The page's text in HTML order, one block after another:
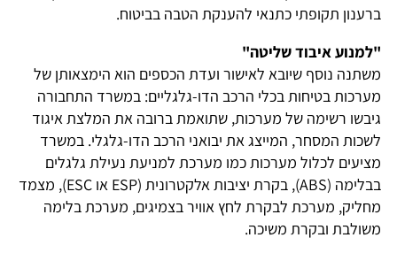
ברענון תקופתי כתנאי להענקת הטבה בביטוח.
"למנוע איבוד שליטה"
משתנה נוסף שיובא לאישור ועדת הכספים הוא הימצאותן של
מערכות בטיחות בכלי הרכב הדו-גלגליים: במשרד התחבורה
גיבשו רשימה של מערכות, שתואמת ברובה את המלצת איגוד
לשכות המסחר, המייצג את יבואני הרכב הדו-גלגלי. במשרד
מציעים לכלול מערכות כמו מערכת למניעת נעילת גלגלים
בבלימה (ABS), בקרת יציבות אלקטרונית (ESP או ESC), מצמד
מחליק, מערכת לבקרת לחץ אוויר בצמיגים, מערכת בלימה
משולבת ובקרת משיכה.